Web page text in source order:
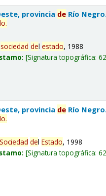
provincia de Río
.
sociedad delestado, 1988
Signatura topográfica:
provincia de Río
.
Sociedad delEstado, 1998
Signatura topográfica: